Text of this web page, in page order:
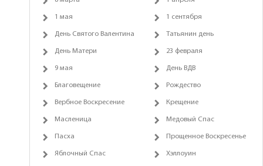
1 мая 1 сентября
День Святого Валентина Татьянин день
День Матери 23 февраля
9 мая День ВДВ
Благовещение Рождество
Вербное Воскресение Крещение
Масленица Медовый Спас
Пасха Прощенное Воскресенье
Яблочный Спас Хэллоуин